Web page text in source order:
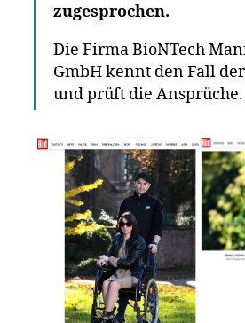
zugesprochen.
Die Firma BioNTech
GmbH kennt den Fall
und prüft die Ansprüche.